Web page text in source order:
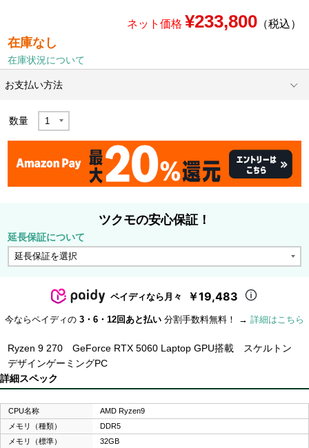
ネット価格 ¥233,800（税込）
在庫なし
在庫状況について
お支払い方法
数量
ツクモの安心保証！
延長保証について
ペイディなら月々 ￥19,483
今ならペイディの 3・6・12回あと払い 分割手数料無料！ → 詳細はこちら
Ryzen 9 270 GeForce RTX 5060 Laptop GPU搭載 スケルトン
デザインゲーミングPC
詳細スペック
CPU名称
AMD Ryzen9
メモリ（種類）
DDR5
メモリ（標準）
32GB